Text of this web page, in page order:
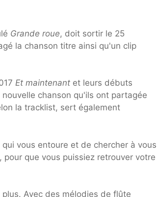
Grande roue, doit sortir le 25
la chanson titre ainsi qu'un clip
Et maintenant et leurs débuts
chanson qu'ils ont partagée
la tracklist, sert également
vous entoure et de chercher à vous
que vous puissiez retrouver votre
Avec des mélodies de flûte